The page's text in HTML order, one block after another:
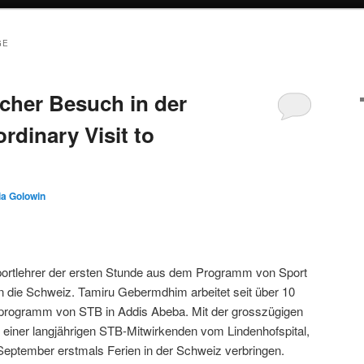
Besuch in der
Visit to
Golowin
der ersten Stunde aus dem Programm von Sport
die Schweiz. Tamiru Gebermdhim arbeitet seit über 10
von STB in Addis Abeba. Mit der grosszügigen
langjährigen STB-Mitwirkenden vom Lindenhofspital,
erstmals Ferien in der Schweiz verbringen.